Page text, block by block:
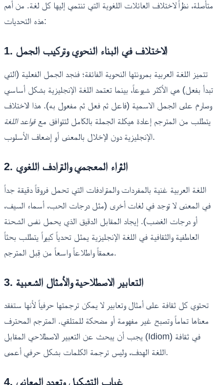
متأصلة، نظراً لاختلاف العائلات اللغوية التي تنتمي إليها كل لغة. من أهم
هذه التحديات:
1. الاختلاف في البناء النحوي وتركيب الجمل
تتميز اللغة العربية بمرونتها النحوية الفائقة؛ فنجد الجمل الفعلية (التي
تبدأ بفعل) هي الأكثر شيوعاً، بينما تعتمد اللغة الإنجليزية بشكل أساسي
وصارم على الجمل الاسمية (فاعل ثم فعل ثم مفعول به). هذا الاختلاف
يتطلب من المترجم إعادة هيكلة الجملة بالكامل لتتوافق معقواعد اللغة
الإنجليزية دون الإخلال بالمعنى أو إضعاف الأسلوب.
2. الثراء المعجمي والترادف اللغوي
اللغة العربية غنية بالمفردات والمترادفات التي تحمل فروقاً دقيقة جداً
في المعنى لا توجد في لغات أخرى (مثل درجات الحب، أسماء السيف،
أو درجات الغضب). إيجاد المقابل الدقيق الذي يحمل نفس الشحنة
العاطفية والثقافية في اللغة الإنجليزية يمثل تحدياً كبيراً يتطلب بحثاً
معمقاً واطلاعاً واسعاً من قِبل المترجم.
3. التعابير الاصطلاحية والأمثال الشعبية
تحتوي كل ثقافة على أمثال وتعابير لا يمكن ترجمتها حرفياً لأنها ستفقد
معناها تماماً وتصبح غير مفهومة أو مضحكة للمتلقي. المترجم المحترف
يجب أن يبحث عن التعبير الاصطلاحي المقابل (Idiom) في ثقافة
اللغة الهدف، وليس ترجمة الكلمات بشكل حرفي أعمى.
4. غياب التشكيل وتعدد المعاني